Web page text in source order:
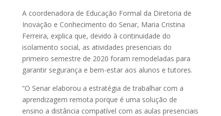
A coordenadora de Educação Formal da Diretoria de
Inovação e Conhecimento do Senar, Maria Cristina
Ferreira, explica que, devido à continuidade do
isolamento social, as atividades presenciais do
primeiro semestre de 2020 foram remodeladas para
garantir segurança e bem-estar aos alunos e tutores.
“O Senar elaborou a estratégia de trabalhar com a
aprendizagem remota porque é uma solução de
ensino a distância compatível com as aulas presenciais